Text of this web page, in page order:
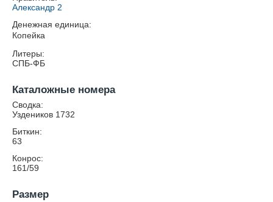
Александр 2
Денежная единица:
Копейка
Литеры:
СПБ-ФБ
Каталожные номера
Сводка:
Уздеников 1732
Биткин:
63
Конрос:
161/59
Размер